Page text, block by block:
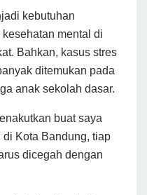
kebutuhan
mental di
Bahkan, kasus stres
ditemukan pada
anak sekolah dasar.
buat saya
Kota Bandung, tiap
dicegah dengan